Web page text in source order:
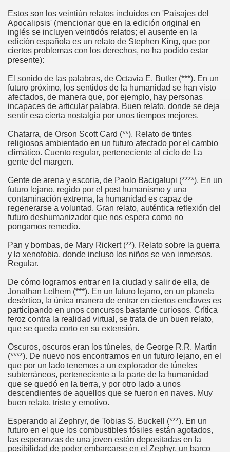
Estos son los veintiún relatos incluidos en 'Paisajes del
Apocalipsis' (mencionar que en la edición original en
inglés se incluyen veintidós relatos; el ausente en la
edición española es un relato de Stephen King, que por
ciertos problemas con los derechos, no ha podido estar
presente):
El sonido de las palabras, de Octavia E. Butler (***). En un
futuro próximo, los sentidos de la humanidad se han visto
afectados, de manera que, por ejemplo, hay personas
incapaces de articular palabra. Buen relato, donde se deja
sentir esa cierta nostalgia por unos tiempos mejores.
Chatarra, de Orson Scott Card (**). Relato de tintes
religiosos ambientado en un futuro afectado por el cambio
climático. Cuento regular, perteneciente al ciclo de La
gente del margen.
Gente de arena y escoria, de Paolo Bacigalupi (****). En un
futuro lejano, regido por el post humanismo y una
contaminación extrema, la humanidad es capaz de
regenerarse a voluntad. Gran relato, auténtica reflexión del
futuro deshumanizador que nos espera como no
pongamos remedio.
Pan y bombas, de Mary Rickert (**). Relato sobre la guerra
y la xenofobia, donde incluso los niños se ven inmersos.
Regular.
De cómo logramos entrar en la ciudad y salir de ella, de
Jonathan Lethem (***). En un futuro lejano, en un planeta
desértico, la única manera de entrar en ciertos enclaves es
participando en unos concursos bastante curiosos. Crítica
feroz contra la realidad virtual, se trata de un buen relato,
que se queda corto en su extensión.
Oscuros, oscuros eran los túneles, de George R.R. Martin
(****). De nuevo nos encontramos en un futuro lejano, en el
que por un lado tenemos a un explorador de túneles
subterráneos, perteneciente a la parte de la humanidad
que se quedó en la tierra, y por otro lado a unos
descendientes de aquellos que se fueron en naves. Muy
buen relato, triste y emotivo.
Esperando al Zephryr, de Tobias S. Buckell (***). En un
futuro en el que los combustibles fósiles están agotados,
las esperanzas de una joven están depositadas en la
posibilidad de poder embarcarse en el Zephyr, un barco